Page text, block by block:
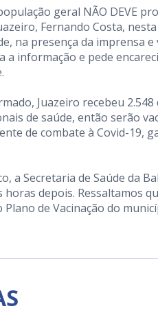
geral NÃO DEVE
Fernando Costa,
na presença da imprensa
informação e pede
Juazeiro recebeu
de saúde, então serão
de combate à Covid-19,
a Secretaria de Saúde da
depois. Ressaltamos
de Vacinação do